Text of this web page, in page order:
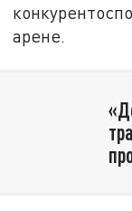
арене.